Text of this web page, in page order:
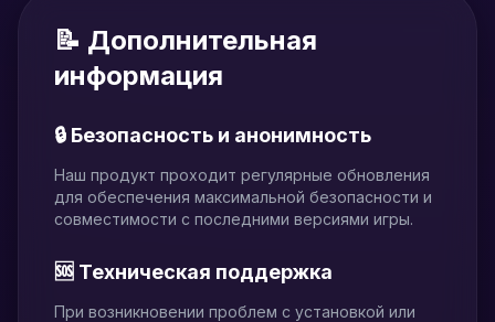
📝 Дополнительная
информация
🔒 Безопасность и анонимность
Наш продукт проходит регулярные обновления
для обеспечения максимальной безопасности и
совместимости с последними версиями игры.
🆘 Техническая поддержка
При возникновении проблем с установкой или